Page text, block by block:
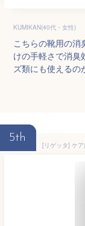
KUMIKAN(40代・女性)
こちらの靴用の
けの手軽さで消臭
ズ類にも使えるの
5th